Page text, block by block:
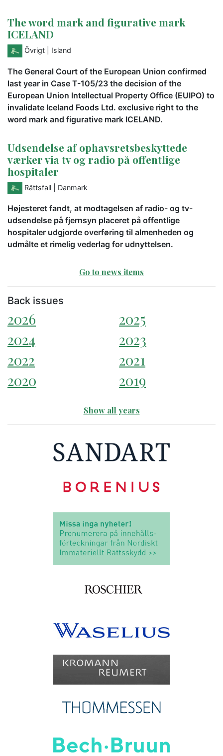
The word mark and figurative mark
ICELAND
Övrigt | Island
The General Court of the European Union confirmed
last year in Case T-105/23 the decision of the
European Union Intellectual Property Office (EUIPO) to
invalidate Iceland Foods Ltd. exclusive right to the
word mark and figurative mark ICELAND.
Udsendelse af ophavsretsbeskyttede
værker via tv og radio på offentlige
hospitaler
Rättsfall | Danmark
Højesteret fandt, at modtagelsen af radio- og tv-
udsendelse på fjernsyn placeret på offentlige
hospitaler udgjorde overføring til almenheden og
udmålte et rimelig vederlag for udnyttelsen.
Go to news items
Back issues
2026
2025
2024
2023
2022
2021
2020
2019
Show all years